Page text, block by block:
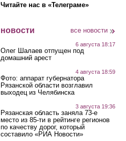
Читайте нас в «Телеграме»
новости все новости
6 августа 18:17
Олег Шалаев отпущен под
домашний арест
4 августа 18:59
Фото: аппарат губернатора
Рязанской области возглавил
выходец из Челябинска
3 августа 19:36
Рязанская область заняла 73-е
место из 85-ти в рейтинге регионов
по качеству дорог, который
составило «РИА Новости»